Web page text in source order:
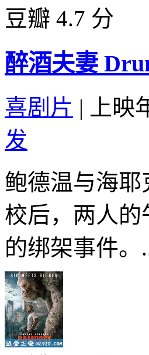
豆瓣 4.7 分
醉酒夫妻
喜剧片 | 上映
发
鲍德温与海
校后，两人
的绑架事件。